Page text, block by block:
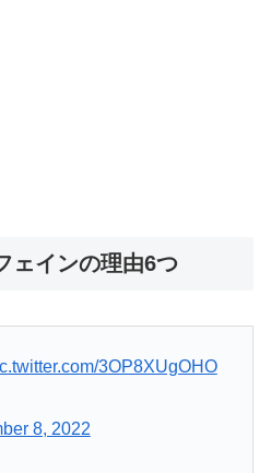
ェインの理由6つ
3OP8XUgOHO
8, 2022